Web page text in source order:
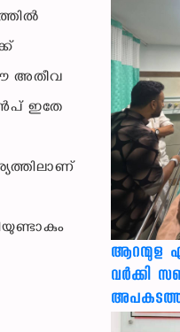
ഈ അതീവ
ഇതേ
ആറന്മുള
വർക്കി